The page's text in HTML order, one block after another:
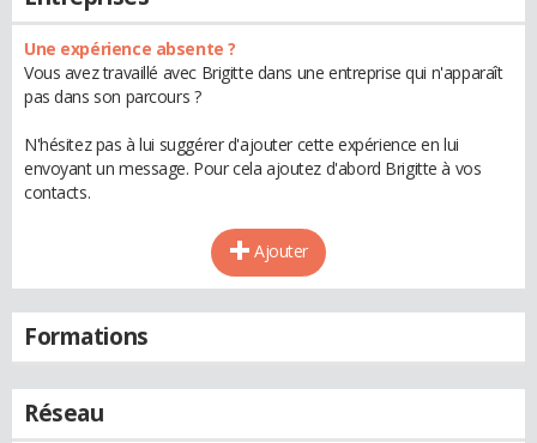
Une expérience absente ?
Vous avez travaillé avec Brigitte dans une entreprise qui n'apparaît
pas dans son parcours ?
N'hésitez pas à lui suggérer d'ajouter cette expérience en lui
envoyant un message. Pour cela ajoutez d'abord Brigitte à vos
contacts.
Ajouter
Formations
Réseau